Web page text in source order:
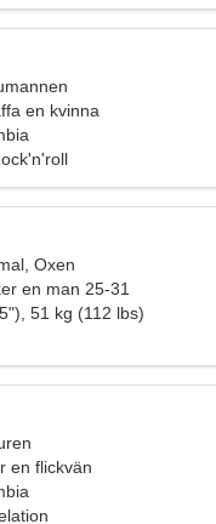
en kvinna
Oxen
en man 25-31
51 kg (112 lbs)
en flickvän